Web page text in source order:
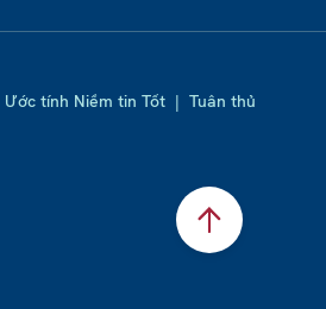
Ước tính Niềm tin Tốt | Tuân thủ